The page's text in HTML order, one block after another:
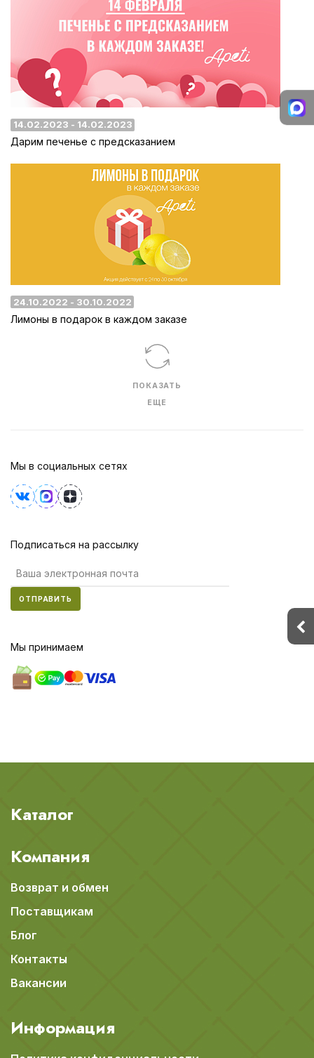
14.02.2023 - 14.02.2023
Дарим печенье с предсказанием
24.10.2022 - 30.10.2022
Лимоны в подарок в каждом заказе
ПОКАЗАТЬ
ЕЩЕ
Мы в социальных сетях
Подписаться на рассылку
ОТПРАВИТЬ
Мы принимаем
Каталог
Компания
Возврат и обмен
Поставщикам
Блог
Контакты
Вакансии
Информация